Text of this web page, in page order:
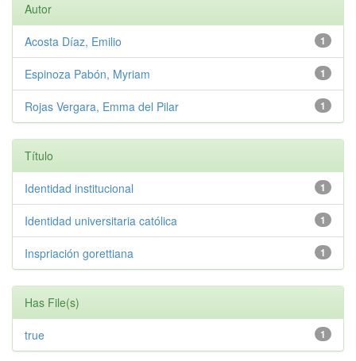
Autor
1
Acosta Díaz, Emilio
1
Espinoza Pabón, Myriam
1
Rojas Vergara, Emma del Pilar
Título
1
Identidad institucional
1
Identidad universitaria católica
1
Inspriación gorettiana
Has File(s)
1
true